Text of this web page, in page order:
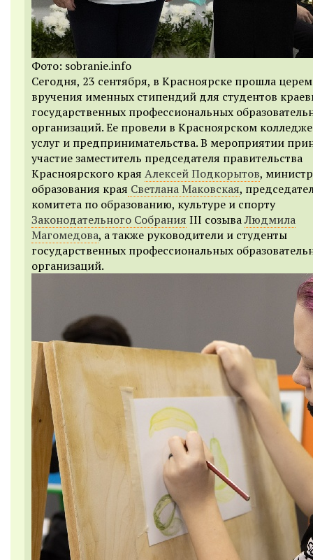
Фото: sobranie.info
Сегодня, 23 сентября, в Красноярске прошла
вручения именных стипендий для студентов
государственных профессиональных
организаций. Ее провели в Красноярском
услуг и предпринимательства. В мероприятии
участие заместитель председателя правительства
Красноярского края Алексей Подкорытов, министр
образования края Светлана Маковская,
комитета по образованию, культуре и спорту
Законодательного Собрания III созываЛюдмила
Магомедова, а также руководители и студенты
государственных профессиональных
организаций.